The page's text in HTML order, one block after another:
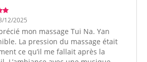
12/2025
mon massage Tui Na. Yan
La pression du massage était
ce qu’il me fallait après la